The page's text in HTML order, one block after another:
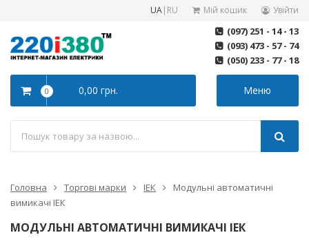
UA| RU Мій кошик Увійти
(097) 251 - 14 - 13
(093) 473 - 57 - 74
(050) 233 - 77 - 18
Меню
0 0,00 грн.
Головна Торгові марки ІЕК
Модульні автоматичні
вимикачі ІЕК
МОДУЛЬНІ АВТОМАТИЧНІ ВИМИКАЧІ ІЕК